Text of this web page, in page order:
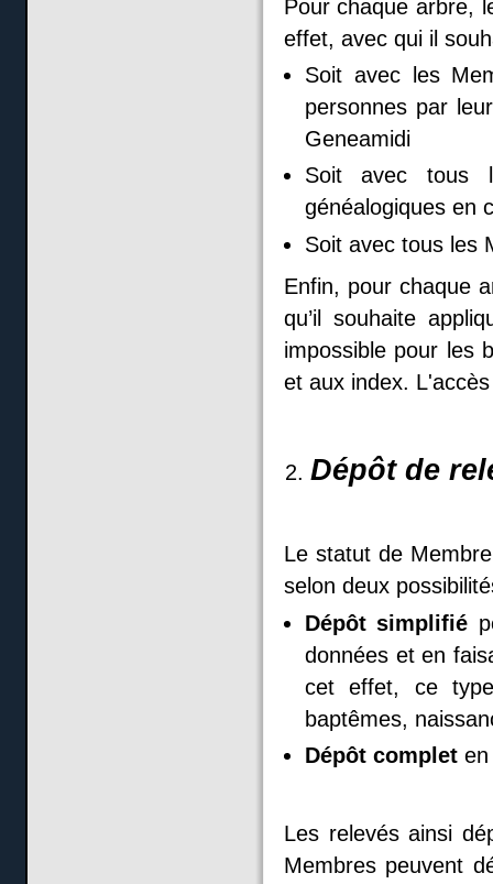
Pour chaque arbre,
effet, avec qui il
Soit avec les
personnes par
Geneamidi
Soit avec tous
généalogiques en
Soit avec tous les
Enfin, pour chaque
qu’il souhaite
impossible pour les
et aux index.
Dépôt de
Le statut de
selon deux
Dépôt simplifié
données et en
cet effet, ce
baptêmes,
Dépôt completen
Les relevés ainsi
Membres peuvent